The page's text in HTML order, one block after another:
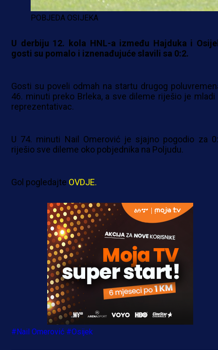
POBJEDA OSIJEKA
U derbiju 12. kola HNL-a između Hajduka i
gosti su pomalo i iznenađujuće slavili sa 0:2.
Gosti su poveli odmah na startu drugog
46. minuti preko Brleka, a sve dileme riješio je mladi
reprezentativac.
U 74. minuti Nail Omerović je sjajno pogodio za
riješio sve dileme oko pobjednika na Poljudu.
Gol pogledajte OVDJE.
#Nail Omerović #Osijek